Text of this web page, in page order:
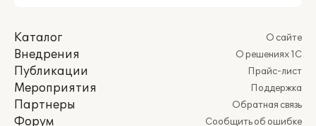
Каталог
Внедрения
Публикации
Мероприятия
Партнеры
Форум
О сайте
О решениях 1С
Прайс-лист
Поддержка
Обратная связь
Сообщить об ошибке